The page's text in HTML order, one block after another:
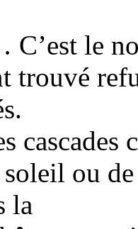
le
trouvé
ou
la